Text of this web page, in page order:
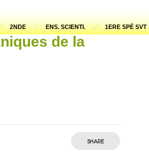
2NDE ENS. SCIENTI. 1ERE SPÉ SVT
de la
SHARE